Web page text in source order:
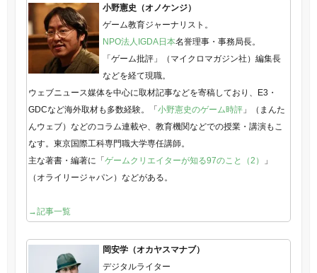
小野憲史（オノケンジ）
ゲーム教育ジャーナリスト。
NPO法人IGDA日本名誉理事・事務局長。
「ゲーム批評」（マイクロマガジン社）編集長
などを経て現職。
ウェブニュース媒体を中心に取材記事などを寄稿しており、E3・
GDCなど海外取材も多数経験。「小野憲史のゲーム時評」（まんた
んウェブ）などのコラム連載や、教育機関などでの授業・講演もこ
なす。東京国際工科専門職大学専任講師。
主な著書・編著に「ゲームクリエイターが知る97のこと（2）
」
（オライリージャパン）などがある。
→記事一覧
岡安学（オカヤスマナブ）
デジタルライター